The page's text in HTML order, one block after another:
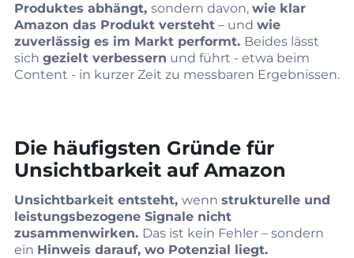
Produktes abhängt, sondern davon, wie klar
Amazon das Produkt versteht – und wie
zuverlässig es im Markt performt. Beides lässt
sich gezielt verbessern und führt - etwa beim
Content - in kurzer Zeit zu messbaren Ergebnissen.
Die häufigsten Gründe für
Unsichtbarkeit auf Amazon
Unsichtbarkeit entsteht, wenn strukturelle und
leistungsbezogene Signale nicht
zusammenwirken. Das ist kein Fehler – sondern
ein Hinweis darauf, wo Potenzial liegt.